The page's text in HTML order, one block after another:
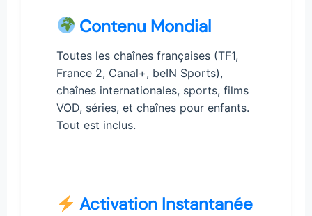
Contenu Mondial
Toutes les chaînes françaises (TF1,
France 2, Canal+, beIN Sports),
chaînes internationales, sports, films
VOD, séries, et chaînes pour enfants.
Tout est inclus.
Activation Instantanée